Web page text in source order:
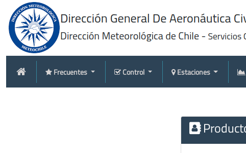
Frecuentes Control Estaciones